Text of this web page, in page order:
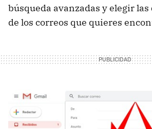
búsqueda avanzadas y elegir
de los correos que quieres